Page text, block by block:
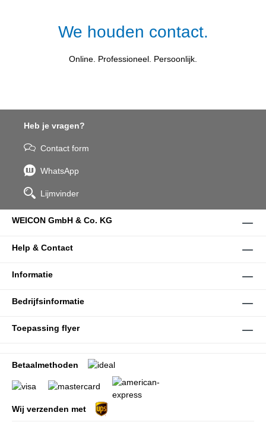
We houden contact.
Online. Professioneel. Persoonlijk.
Heb je vragen?
Contact form
WhatsApp
Lijmvinder
WEICON GmbH & Co. KG
Help & Contact
Informatie
Bedrijfsinformatie
Toepassing flyer
Betaalmethoden
Wij verzenden met